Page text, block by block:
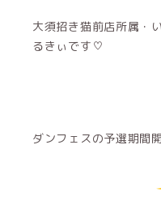
大須招き猫前店所属・
るきぃです♡
ダンフェスの予選期間